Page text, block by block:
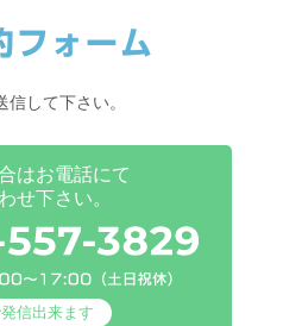
フォーム
して下さい。
はお電話にて
せ下さい。
信出来ます